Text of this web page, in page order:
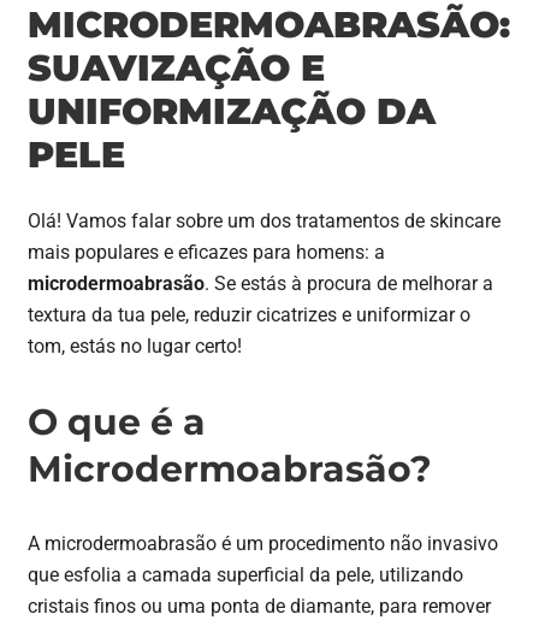
MICRODERMOABRASÃO:
SUAVIZAÇÃO E
UNIFORMIZAÇÃO DA
PELE
Olá! Vamos falar sobre um dos tratamentos de skincare
mais populares e eficazes para homens: a
microdermoabrasão. Se estás à procura de melhorar a
textura da tua pele, reduzir cicatrizes e uniformizar o
tom, estás no lugar certo!
O que é a
Microdermoabrasão?
A microdermoabrasão é um procedimento não invasivo
que esfolia a camada superficial da pele, utilizando
cristais finos ou uma ponta de diamante, para remover